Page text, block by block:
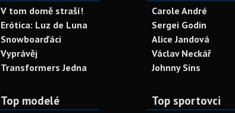
V tom domě straší!
Erótica: Luz de Luna
Snowboarďáci
Vyprávěj
Transformers Jedna
Carole André
Sergei Godin
Alice Jandová
Václav Neckář
Johnny Sins
Top modelé Top sportovci